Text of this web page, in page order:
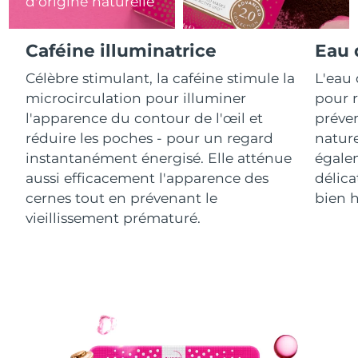
Caféine illuminatrice
Célèbre stimulant, la caféine stimule la
microcirculation pour illuminer
l'apparence du contour de l'œil et
réduire les poches - pour un regard
instantanément énergisé. Elle atténue
aussi efficacement l'apparence des
cernes tout en prévenant le
vieillissement prématuré.
Eau
L'eau
pour
bien
Macao
Livraison estimée 10/8/26
Malaisie Livraison estimée
Malte 8/8/26
Mexique Livraison estimée 12/8/26
Monaco Livraison estimée 9/8/26
Livraison estimée11/8/26